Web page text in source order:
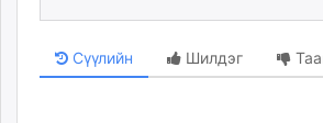
Сүүлийн Шилдэг